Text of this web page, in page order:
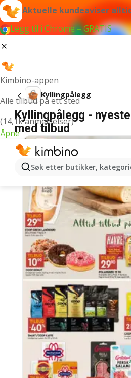
Aktuelle kundeaviser
Legg til i Chrome – GRATIS
Kimbino-appen
Alle tilbud på ett sted
(14,1k anmeldelser)
Åpne
Søk etter butikker,
Kyllingpålegg
Kyllingpålegg -
med tilbud